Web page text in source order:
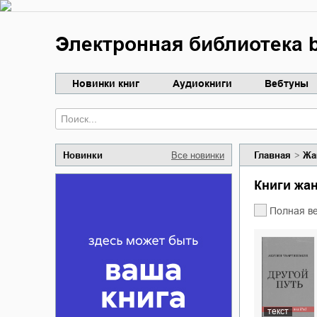
Электронная библиотека
Новинки книг Аудиокниги Вебтуны
Новинки Все новинки Главная
Книги
Полная
текст